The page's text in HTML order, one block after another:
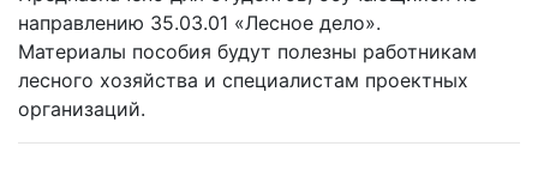
направлению 35.03.01 «Лесное дело».
Материалы пособия будут полезны работникам
лесного хозяйства и специалистам проектных
организаций.